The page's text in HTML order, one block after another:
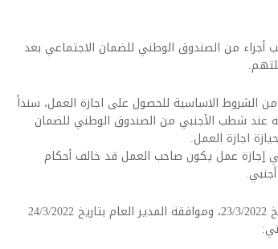
من الصندوق الوطني للضمان الاجتماعي بعد
الشروط الاساسية للحصول على اجازة العمل، سنداً
عند شطب الأجنبي من الصندوق الوطني للضمان
اجازة العمل.
إجازة عمل يكون صاحب العمل قد خالف أحكام